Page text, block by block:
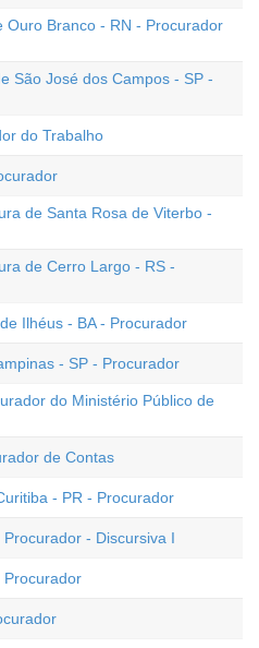
Ouro Branco - RN - Procurador
São José dos Campos - SP -
do Trabalho
de Santa Rosa de Viterbo -
de Cerro Largo - RS -
Ilhéus - BA - Procurador
- SP - Procurador
do Ministério Público de
de Contas
- PR - Procurador
- Discursiva I
Procurador